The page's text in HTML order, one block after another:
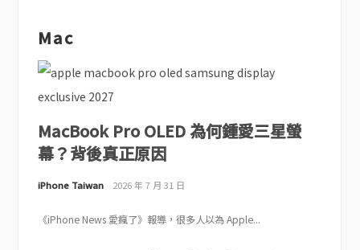
Mac
MacBook Pro OLED 為何鍾愛三星螢
幕？背後真正原因
iPhone Taiwan 2026 年 7 月 31 日
《iPhone News 愛瘋了》報導，很多人以為 Apple...